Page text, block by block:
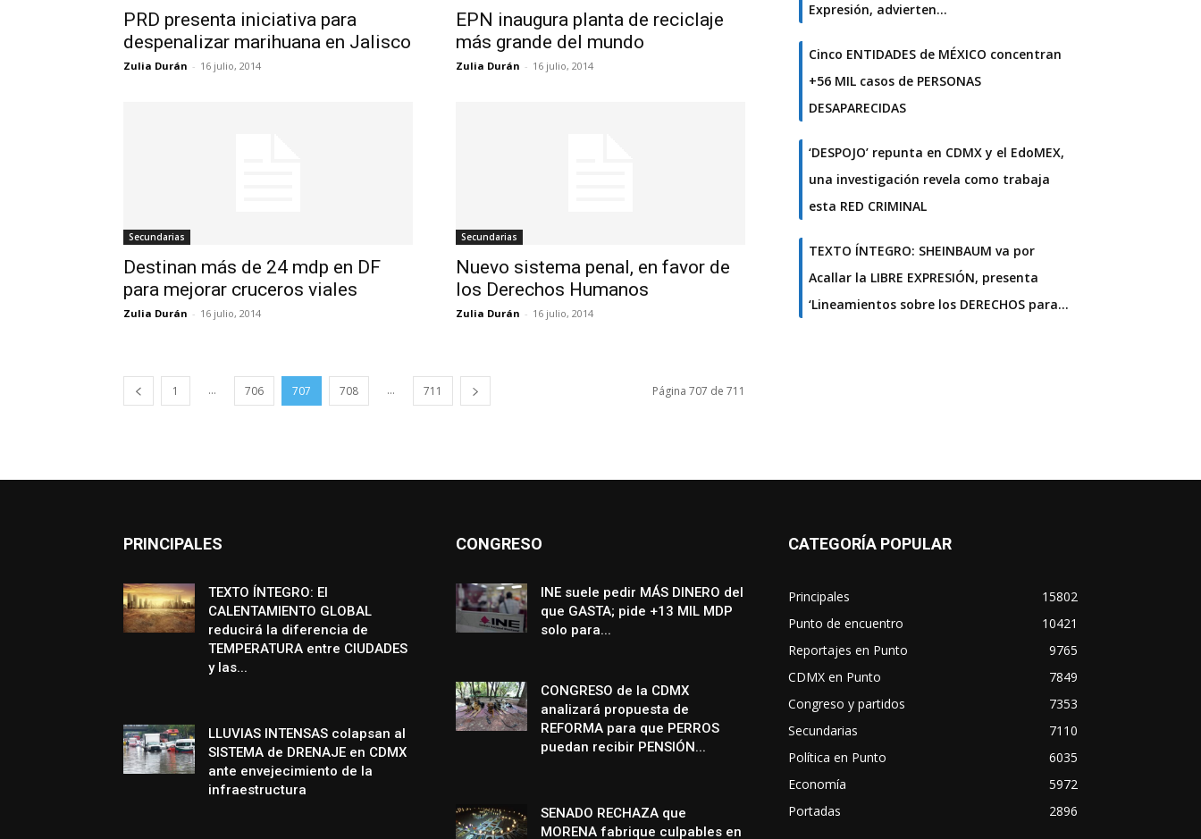
PRD presenta iniciativa para
despenalizar marihuana en Jalisco
Zulia Durán - 16 julio, 2014
EPN inaugura planta de reciclaje
más grande del mundo
Zulia Durán - 16 julio, 2014
Secundarias
Destinan más de 24 mdp en DF
para mejorar cruceros viales
Zulia Durán - 16 julio, 2014
Secundarias
Nuevo sistema penal, en favor de
los Derechos Humanos
Zulia Durán - 16 julio, 2014
1 ... 706 707 708 ... 711 Página 707 de 711
Expresión, advierten…
Cinco ENTIDADES de MÉXICO concentran
+56 MIL casos de PERSONAS
DESAPARECIDAS
‘DESPOJO’ repunta en CDMX y el EdoMEX,
una investigación revela como trabaja
esta RED CRIMINAL
TEXTO ÍNTEGRO: SHEINBAUM va por
Acallar la LIBRE EXPRESIÓN, presenta
‘Lineamientos sobre los DERECHOS para…
PRINCIPALES
TEXTO ÍNTEGRO: El
CALENTAMIENTO GLOBAL
reducirá la diferencia de
TEMPERATURA entre CIUDADES
y las...
LLUVIAS INTENSAS colapsan al
SISTEMA de DRENAJE en CDMX
ante envejecimiento de la
infraestructura
CONGRESO
INE suele pedir MÁS DINERO del
que GASTA; pide +13 MIL MDP
solo para...
CONGRESO de la CDMX
analizará propuesta de
REFORMA para que PERROS
puedan recibir PENSIÓN...
SENADO RECHAZA que
MORENA fabrique culpables en
CATEGORÍA POPULAR
Principales
15802
Punto de encuentro
10421
Reportajes en Punto
9765
CDMX en Punto
7849
Congreso y partidos
7353
Secundarias
7110
Política en Punto
6035
Economía
5972
Portadas
2896